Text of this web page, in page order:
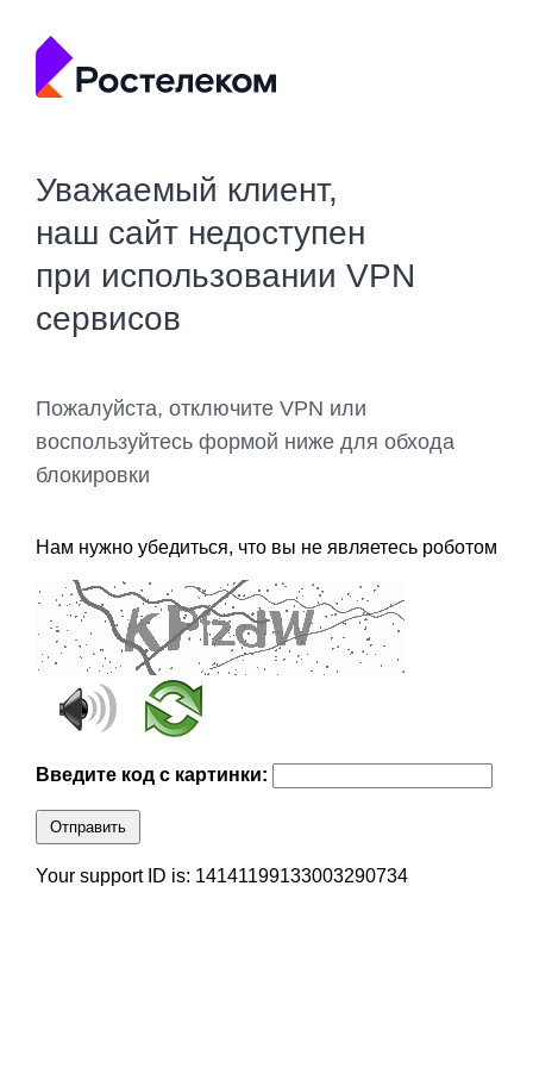
Уважаемый клиент,
наш сайт недоступен
при использовании VPN
сервисов
Пожалуйста, отключите VPN или
воспользуйтесь формой ниже для обхода
блокировки
Нам нужно убедиться, что вы не являетесь роботом
Введите код с картинки:
Отправить
Your support ID is: 14141199133003290734